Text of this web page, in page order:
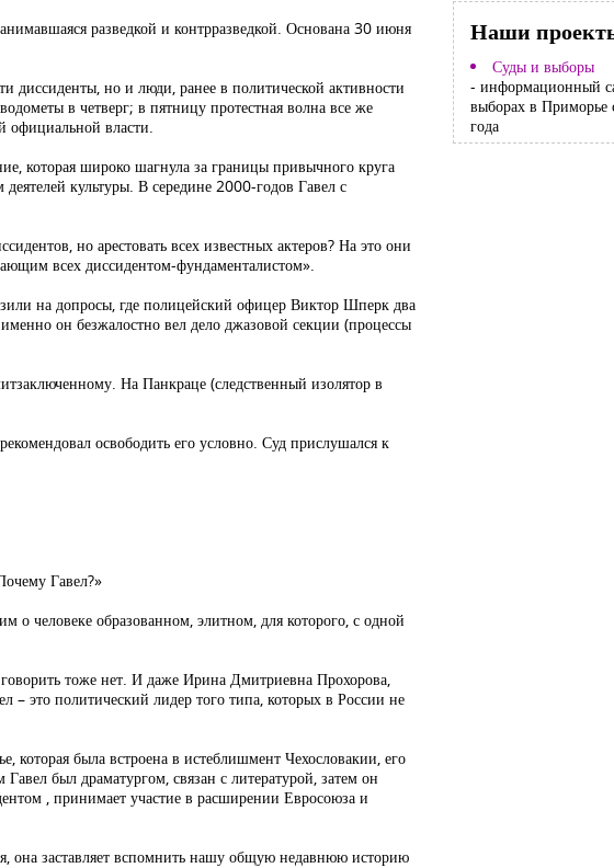
разведкой и контрразведкой. Основана 30 июня
диссиденты, но и люди, ранее в политической активности
в четверг; в пятницу протестная волна все же
официальной власти.
которая широко шагнула за границы привычного круга
культуры. В середине 2000-годов Гавел с
но арестовать всех известных актеров? На это они
всех диссидентом-фундаменталистом».
на допросы, где полицейский офицер Виктор Шперк два
он безжалостно вел дело джазовой секции (процессы
На Панкраце (следственный изолятор в
освободить его условно. Суд прислушался к
Гавел?»
о человеке образованном, элитном, для которого, с одной
тоже нет. И даже Ирина Дмитриевна Прохорова,
– это политический лидер того типа, которых в России не
которая была встроена в истеблишмент Чехословакии, его
был драматургом, связан с литературой, затем он
, принимает участие в расширении Евросоюза и
она заставляет вспомнить нашу общую недавнюю историю
Наши
Суды и выборы
- информационный
выборах в Приморье
года